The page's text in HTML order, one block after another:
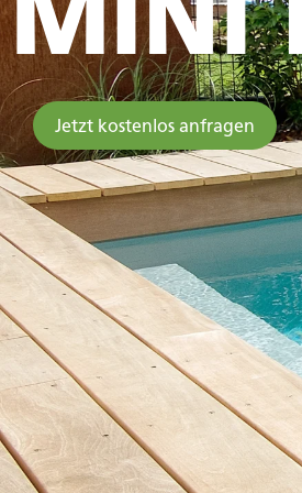
MINI
Jetzt kostenlos anfragen